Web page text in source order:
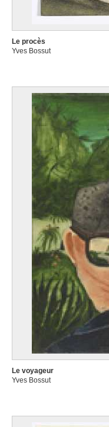
Le procès
Yves Bossut
Le voyageur
Yves Bossut